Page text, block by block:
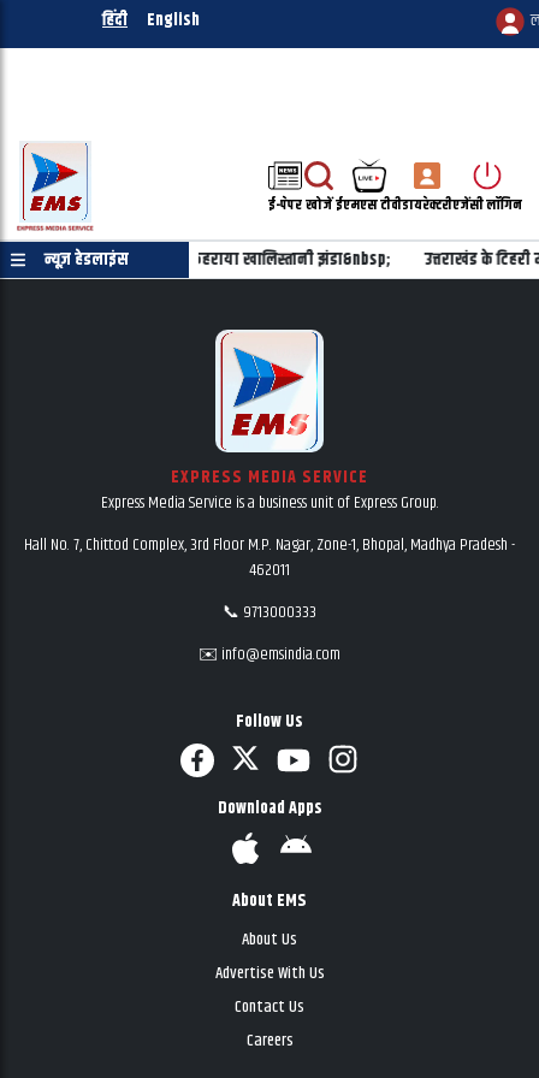
हिंदी English
ई-पेपरखोजेंईएमएस टीवीडायरेक्टरीएजेंसी लॉगिन
न्यूज़ हेडलाइंस
प्रिंसिपल के दफ्तर के बाहर फहराया खालिस्तानी झंडा&nbsp; उत्तराखंड के
EXPRESS MEDIA SERVICE
Express Media Service is a business unit of Express Group.
Hall No. 7, Chittod Complex, 3rd Floor M.P. Nagar, Zone-1, Bhopal, Madhya Pradesh -
462011
📞 9713000333
✉️ info@emsindia.com
Follow Us
Download Apps
About EMS
About Us
Advertise With Us
Contact Us
Careers